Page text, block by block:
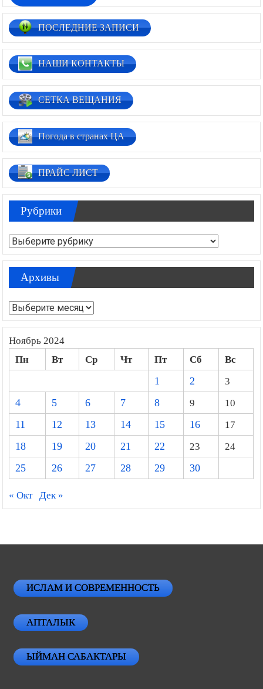
ПОСЛЕДНИЕ ЗАПИСИ
НАШИ КОНТАКТЫ
СЕТКА ВЕЩАНИЯ
Погода в странах ЦА
ПРАЙС ЛИСТ
Рубрики
Рубрики
Архивы
Архивы
Ноябрь 2024
Пн Вт Ср Чт Пт Сб
Вс
1
2
3
4
5 6 7 8 9
10
11
12 13 14 15 16
17
18
19 20 21 22 23
24
25
26 27 28 29 30
« Окт Дек »
ИСЛАМ И СОВРЕМЕННОСТЬ
АПТАЛЫК
ЫЙМАН САБАКТАРЫ